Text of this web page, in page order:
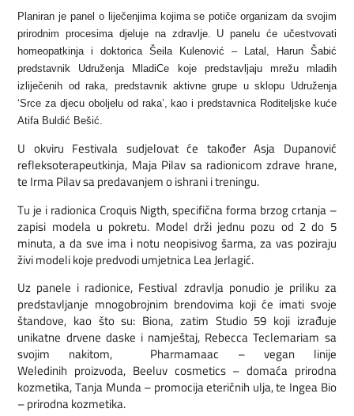
Planiran je panel o liječenjima kojima se potiče organizam da svojim
prirodnim procesima djeluje na zdravlje. U panelu će učestvovati
homeopatkinja i doktorica Šeila Kulenović – Latal, Harun Šabić
predstavnik Udruženja MladiCe koje predstavljaju mrežu mladih
izliječenih od raka, predstavnik aktivne grupe u sklopu Udruženja
‘Srce za djecu oboljelu od raka’, kao i predstavnica Roditeljske kuće
Atifa Buldić Bešić.
U okviru Festivala sudjelovat će također Asja Dupanović
refleksoterapeutkinja, Maja Pilav sa radionicom zdrave hrane,
te Irma Pilav sa predavanjem o ishrani i treningu.
Tu je i radionica Croquis Nigth, specifična forma brzog crtanja –
zapisi modela u pokretu. Model drži jednu pozu od 2 do 5
minuta, a da sve ima i notu neopisivog šarma, za vas poziraju
živi modeli koje predvodi umjetnica Lea Jerlagić.
Uz panele i radionice, Festival zdravlja ponudio je priliku za
predstavljanje mnogobrojnim brendovima koji će imati svoje
štandove, kao što su: Biona, zatim Studio 59 koji izrađuje
unikatne drvene daske i namještaj, Rebecca Teclemariam sa
svojim nakitom, Pharmamaac – vegan linije
Weledinih proizvoda, Beeluv cosmetics – domaća prirodna
kozmetika, Tanja Munda – promocija eteričnih ulja, te Ingea Bio
– prirodna kozmetika.